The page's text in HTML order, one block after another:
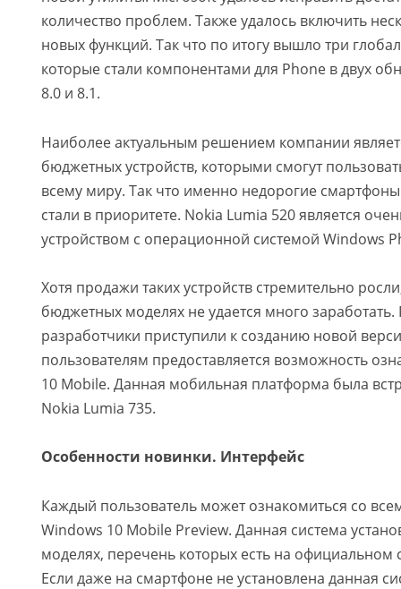
количество проблем. Также удалось включить
новых функций. Так что по итогу вышло три
которые стали компонентами для Phone в двух
8.0 и 8.1.
Наиболее актуальным решением компании
бюджетных устройств, которыми смогут
всему миру. Так что именно недорогие
стали в приоритете. Nokia Lumia 520 является
устройством с операционной системой Windows
Хотя продажи таких устройств стремительно
бюджетных моделях не удается много
разработчики приступили к созданию новой
пользователям предоставляется возможность
10 Mobile. Данная мобильная платформа была
Nokia Lumia 735.
Особенности новинки. Интерфейс
Каждый пользователь может ознакомиться со
Windows 10 Mobile Preview. Данная система
моделях, перечень которых есть на официальном
Если даже на смартфоне не установлена данная